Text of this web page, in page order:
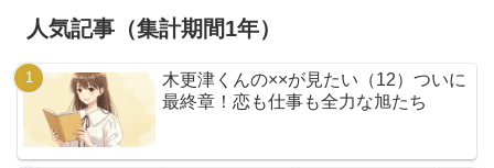
人気記事（集計期間1年）
木更津くんの××が見たい（12）ついに
最終章！恋も仕事も全力な旭たち